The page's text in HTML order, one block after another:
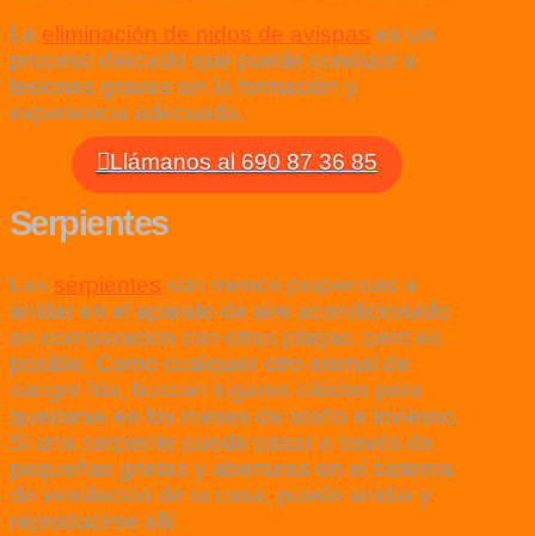
La eliminación de nidos de avispas es un
proceso delicado que puede conducir a
lesiones graves sin la formación y
experiencia adecuada.
Llámanos al 690 87 36 85
Serpientes
Las serpientes son menos propensas a
anidar en el aparato de aire acondicionado
en comparación con otras plagas, pero es
posible. Como cualquier otro animal de
sangre fría, buscan lugares cálidos para
quedarse en los meses de otoño e invierno.
Si una serpiente puede pasar a través de
pequeñas grietas y aberturas en el sistema
de ventilación de tu casa, puede anidar y
reproducirse allí.